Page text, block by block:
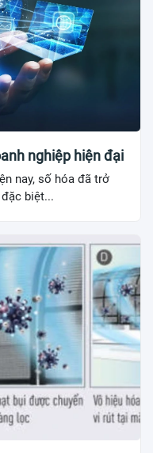
nghiệp hiện đại
nay, số hóa đã trở
biệt...